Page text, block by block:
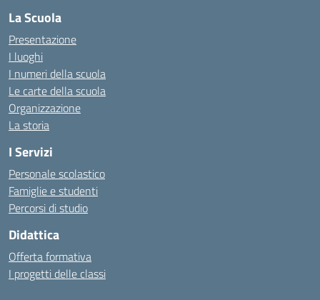
La Scuola
Presentazione
I luoghi
I numeri della scuola
Le carte della scuola
Organizzazione
La storia
I Servizi
Personale scolastico
Famiglie e studenti
Percorsi di studio
Didattica
Offerta formativa
I progetti delle classi